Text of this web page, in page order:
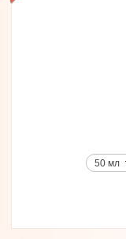
50 мл